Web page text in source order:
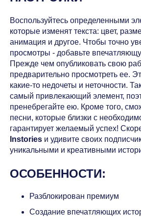
Воспользуйтесь определенными
которые изменят текста: цвет,
анимация и другое. Чтобы точно
просмотры - добавьте
Прежде чем опубликовать свою
предварительно просмотреть ее.
какие-то недочеты и неточности.
самый привлекающий элемент,
пренебрегайте ею. Кроме того,
песни, которые близки с
гарантирует желаемый успех!
Instories и удивите своих
уникальными и креативными
ОСОБЕННОСТИ:
Разблокирован премиум
Создание впечатляющих